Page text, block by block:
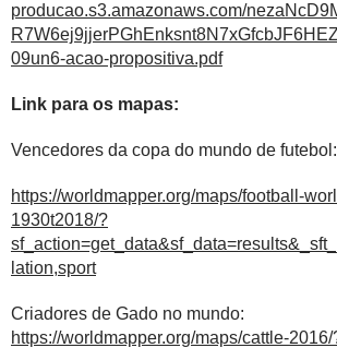
producao.s3.amazonaws.com/
09un6-acao-propositiva.pdf
Link para os mapas:
Vencedores da copa do mundo de futebol:
https://worldmapper.org/maps/football-
1930t2018/?
lation,sport
Criadores de Gado no mundo:
https://worldmapper.org/maps/cattle-2016/